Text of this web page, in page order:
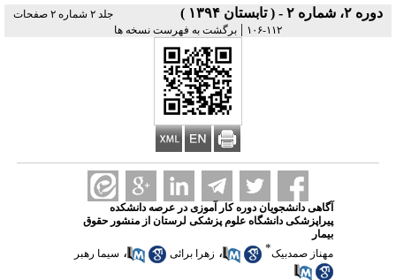
دوره ۲، شماره ۲ - ( تابستان ۱۳۹۴ )
جلد ۲ شماره ۲ صفحات
۱۱۲-۱۰۶
| برگشت به فهرست نسخه ها
آگاهی دانشجویان دوره کار آموزی در عرصه دانشکده
پیراپزشکی دانشگاه علوم پزشکی لرستان از منشور حقوق
بیمار
مهناز صمدبیک* ، زهرا برائی ، سیما رهبر